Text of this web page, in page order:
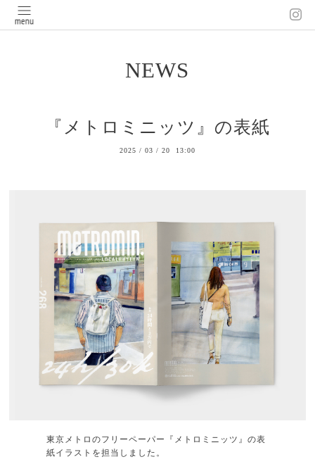
NEWS
『メトロミニッツ』の表紙
2025 / 03 / 20 13:00
東京メトロのフリーペーパー『メトロミニッツ』の表
紙イラストを担当しました。